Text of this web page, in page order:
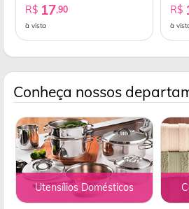
R$ 17,90
à vista
R$
à
Conheça nossos
Utensílios Domésticos